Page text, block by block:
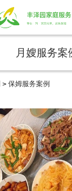
月嫂服务案
> 保姆服务案例